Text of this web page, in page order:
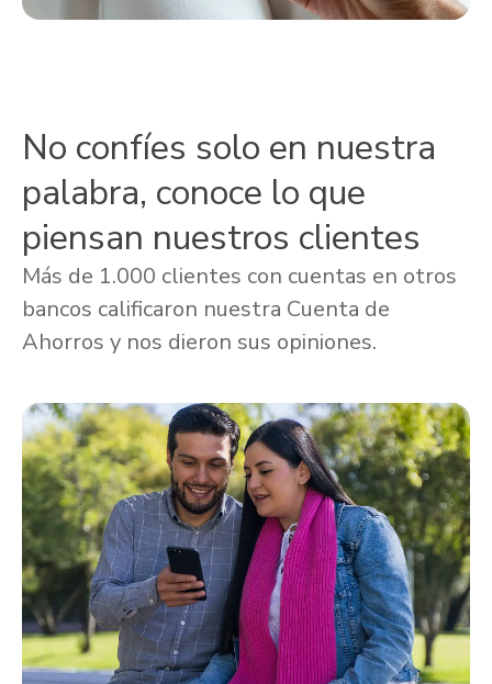
No confíes solo en nuestra
palabra, conoce lo que
piensan nuestros clientes
Más de 1.000 clientes con cuentas en otros
bancos calificaron nuestra Cuenta de
Ahorros y nos dieron sus opiniones.